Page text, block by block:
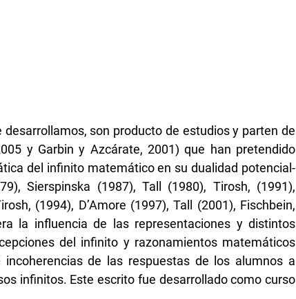
son producto de estudios y parten de
y Garbin y Azcárate, 2001) que han pretendido
del infinito matemático en su dualidad potencial-
Sierspinska (1987), Tall (1980), Tirosh, (1991),
(1994), D’Amore (1997), Tall (2001), Fischbein,
la influencia de las representaciones y distintos
del infinito y razonamientos matemáticos
de las respuestas de los alumnos a
infinitos. Este escrito fue desarrollado como curso